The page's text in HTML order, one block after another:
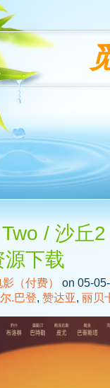
/ 沙丘
下载
影（付费）
on 05-
.巴登, 赞达亚, 丽贝